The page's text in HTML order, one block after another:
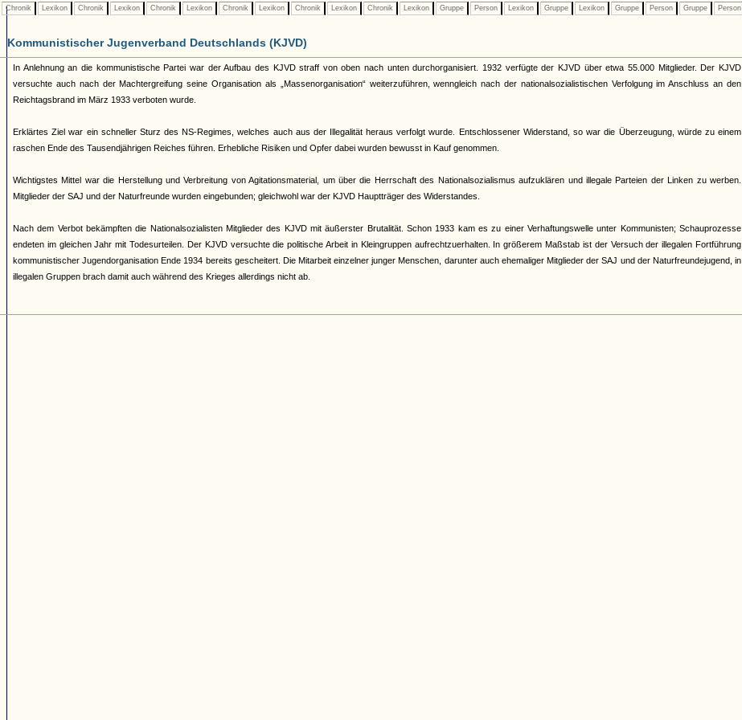
Chronik Lexikon Chronik Lexikon Chronik Lexikon Chronik Lexikon Chronik Lexikon Chronik Lexikon Gruppe Person Lexikon Gruppe Lexikon Gruppe Person Gruppe Person
Kommunistischer Jugenverband Deutschlands (KJVD)
In Anlehnung an die kommunistische Partei war der Aufbau des KJVD straff von oben nach unten durchorganisiert. 1932 verfügte der KJVD über etwa 55.000 Mitglieder. Der KJVD
versuchte auch nach der Machtergreifung seine Organisation als „Massenorganisation“ weiterzuführen, wenngleich nach der nationalsozialistischen Verfolgung im Anschluss an den
Reichtagsbrand im März 1933 verboten wurde.
Erklärtes Ziel war ein schneller Sturz des NS-Regimes, welches auch aus der Illegalität heraus verfolgt wurde. Entschlossener Widerstand, so war die Überzeugung, würde zu einem
raschen Ende des Tausendjährigen Reiches führen. Erhebliche Risiken und Opfer dabei wurden bewusst in Kauf genommen.
Wichtigstes Mittel war die Herstellung und Verbreitung von Agitationsmaterial, um über die Herrschaft des Nationalsozialismus aufzuklären und illegale Parteien der Linken zu werben.
Mitglieder der SAJ und der Naturfreunde wurden eingebunden; gleichwohl war der KJVD Hauptträger des Widerstandes.
Nach dem Verbot bekämpften die Nationalsozialisten Mitglieder des KJVD mit äußerster Brutalität. Schon 1933 kam es zu einer Verhaftungswelle unter Kommunisten; Schauprozesse
endeten im gleichen Jahr mit Todesurteilen. Der KJVD versuchte die politische Arbeit in Kleingruppen aufrechtzuerhalten. In größerem Maßstab ist der Versuch der illegalen Fortführung
kommunistischer Jugendorganisation Ende 1934 bereits gescheitert. Die Mitarbeit einzelner junger Menschen, darunter auch ehemaliger Mitglieder der SAJ und der Naturfreundejugend, in
illegalen Gruppen brach damit auch während des Krieges allerdings nicht ab.